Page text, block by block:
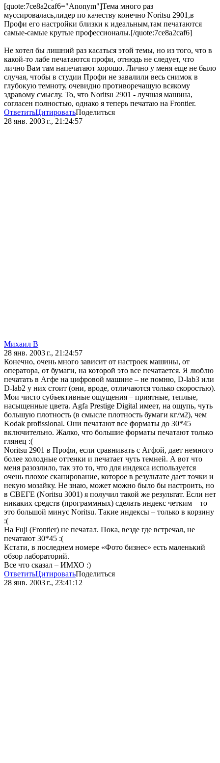
[quote:7ce8a2caf6="Anonym"]Тема много раз
муссировалась,лидер по качеству конечно Noritsu 2901,в
Профи его настройки близки к идеальным,там печатаются
самые-самые крутые профессионалы.[/quote:7ce8a2caf6]
Не хотел бы лишний раз касаться этой темы, но из того, что в
какой-то лабе печатаются профи, отнюдь не следует, что
лично Вам там напечатают хорошо. Лично у меня еще не было
случая, чтобы в студии Профи не завалили весь снимок в
глубокую темноту, очевидно противоречащую всякому
здравому смыслу. То, что Noritsu 2901 - лучшая машина,
согласен полностью, однако я теперь печатаю на Frontier.
ОтветитьЦитироватьПоделиться
28 янв. 2003 г., 21:24:57
Михаил B
28 янв. 2003 г., 21:24:57
Конечно, очень много зависит от настроек машины, от
оператора, от бумаги, на которой это все печатается. Я люблю
печатать в Агфе на цифровой машине – не помню, D-lab3 или
D-lab2 у них стоит (они, вроде, отличаются только скоростью).
Мои чисто субъективные ощущения – приятные, теплые,
насыщенные цвета. Agfa Prestige Digital имеет, на ощупь, чуть
большую плотность (в смысле плотность бумаги кг/м2), чем
Kodak profissional. Они печатают все форматы до 30*45
включительно. Жалко, что большие форматы печатают только
глянец :(
Noritsu 2901 в Профи, если сравнивать с Агфой, дает немного
более холодные оттенки и печатает чуть темней. А вот что
меня разозлило, так это то, что для индекса используется
очень плохое сканирование, которое в результате дает точки и
некую мозайку. Не знаю, может можно было бы настроить, но
в СВЕГЕ (Noritsu 3001) я получил такой же результат. Если нет
никаких средств (программных) сделать индекс четким – то
это большой минус Noritsu. Такие индексы – только в корзину
:(
На Fuji (Frontier) не печатал. Пока, везде где встречал, не
печатают 30*45 :(
Кстати, в последнем номере «Фото бизнес» есть маленький
обзор лабораторий.
Все что сказал – ИМХО :)
ОтветитьЦитироватьПоделиться
28 янв. 2003 г., 23:41:12